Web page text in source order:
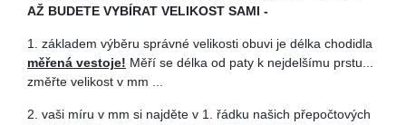
AŽ BUDETE VYBÍRAT VELIKOST SAMI -
1. základem výběru správné velikosti obuvi je délka chodidla
měřená vestoje! Měří se délka od paty k nejdelšímu prstu...
změřte velikost v mm ...
2. vaši míru v mm si najděte v 1. řádku našich přepočtových